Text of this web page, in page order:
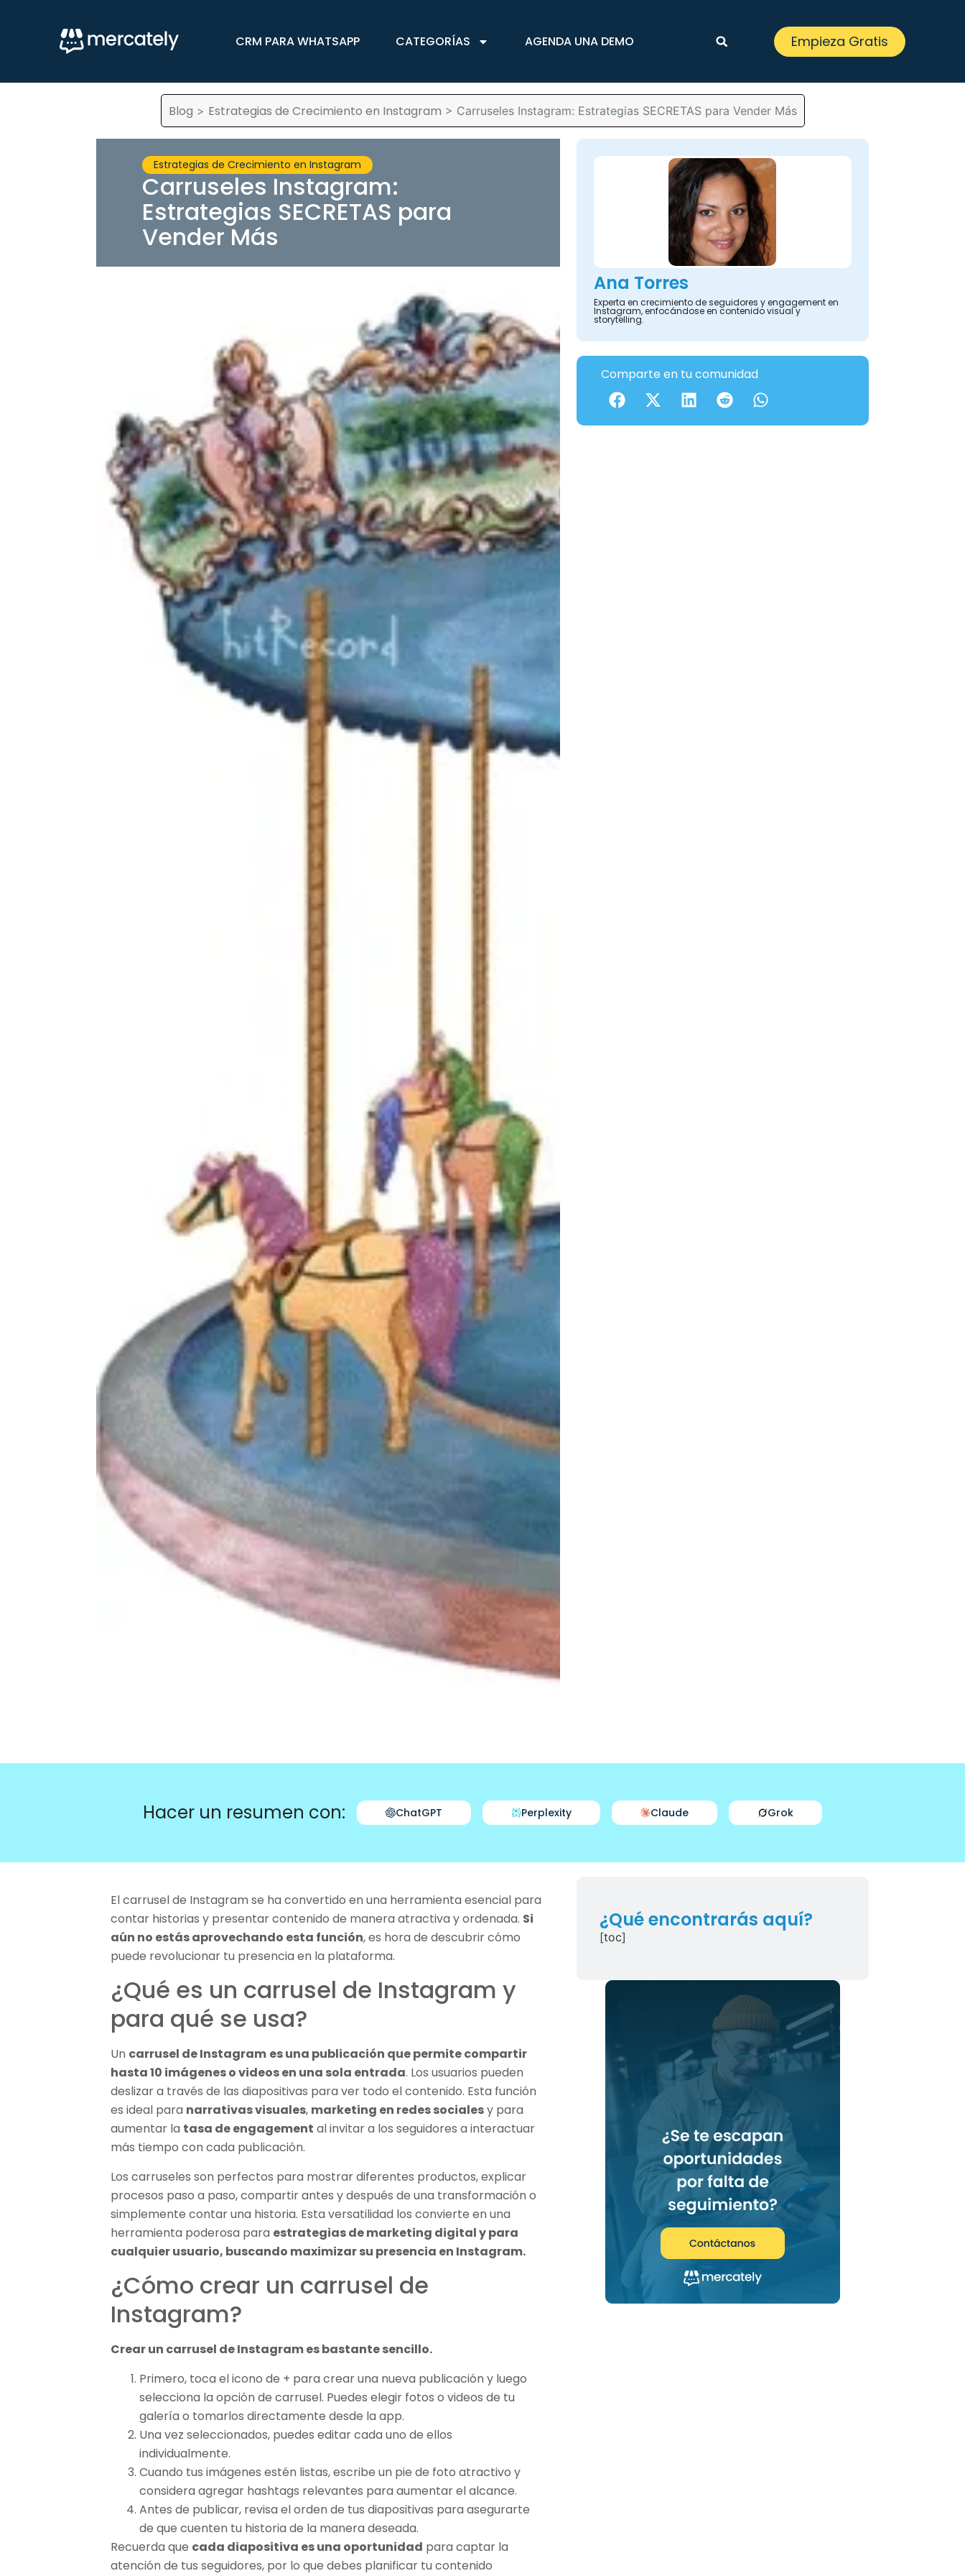
CRM PARA WHATSAPP CATEGORÍAS AGENDA UNA DEMO Empieza Gratis
Blog > Estrategias de Crecimiento en Instagram > Carruseles Instagram: Estrategias SECRETAS para Vender Más
Estrategias de Crecimiento en Instagram
Carruseles Instagram:
Estrategias SECRETAS para
Vender Más
Ana Torres
Experta en crecimiento de seguidores y engagement en
Instagram, enfocándose en contenido visual y
storytelling.
Comparte en tu comunidad
Hacer un resumen con: ChatGPT Perplexity Claude Grok
El carrusel de Instagram se ha convertido en una herramienta esencial para
contar historias y presentar contenido de manera atractiva y ordenada. Si
aún no estás aprovechando esta función, es hora de descubrir cómo
puede revolucionar tu presencia en la plataforma.
¿Qué es un carrusel de Instagram y
para qué se usa?
Un carrusel de Instagram es una publicación que permite compartir
hasta 10 imágenes o videos en una sola entrada. Los usuarios pueden
deslizar a través de las diapositivas para ver todo el contenido. Esta función
es ideal para narrativas visuales, marketing en redes socialesy para
aumentar la tasa de engagement al invitar a los seguidores a interactuar
más tiempo con cada publicación.
Los carruseles son perfectos para mostrar diferentes productos, explicar
procesos paso a paso, compartir antes y después de una transformación o
simplemente contar una historia. Esta versatilidad los convierte en una
herramienta poderosa para estrategias de marketing digital y para
cualquier usuario, buscando maximizar su presencia en Instagram.
¿Cómo crear un carrusel de
Instagram?
Crear un carrusel de Instagram es bastante sencillo.
Primero, toca el icono de + para crear una nueva publicación y luego
selecciona la opción de carrusel. Puedes elegir fotos o videos de tu
galería o tomarlos directamente desde la app.
Una vez seleccionados, puedes editar cada uno de ellos
individualmente.
Cuando tus imágenes estén listas, escribe un pie de foto atractivo y
considera agregar hashtags relevantes para aumentar el alcance.
Antes de publicar, revisa el orden de tus diapositivas para asegurarte
de que cuenten tu historia de la manera deseada.
Recuerda que cada diapositiva es una oportunidad para captar la
atención de tus seguidores, por lo que debes planificar tu contenido
¿Qué encontrarás aquí?
[toc]